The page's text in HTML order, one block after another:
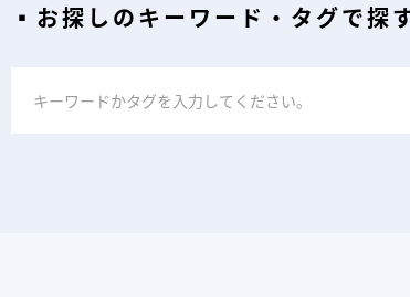
▪︎お探しのキーワード・タグで探